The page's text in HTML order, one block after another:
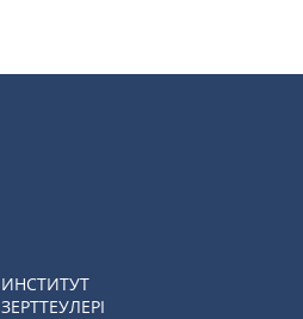
ИНСТИТУТ
ЗЕРТТЕУЛЕРІ